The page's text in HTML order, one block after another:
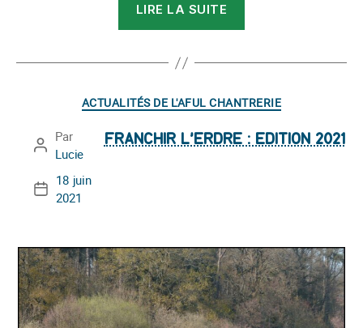
LIRE LA SUITE
Catégories
ACTUALITÉS DE L'AFUL CHANTRERIE
FRANCHIR L’ERDRE : EDITION 2021
Auteur
l’article
Par
Lucie
Date
18 juin
2021